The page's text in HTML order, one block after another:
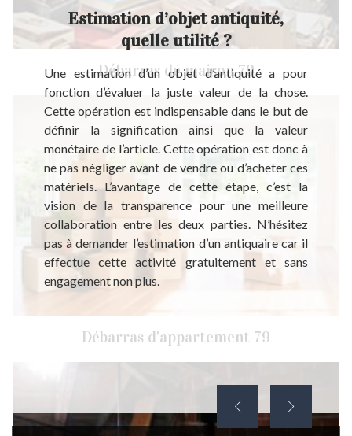
Débarras de maison 79
Débarras d'appartement 79
fait
pas
de
ce
des
dans
Estimation d’objet antiquité,
quelle utilité ?
Une estimation d’un objet d’antiquité a pour
fonction d’évaluer la juste valeur de la chose.
Cette opération est indispensable dans le but de
définir la signification ainsi que la valeur
monétaire de l’article. Cette opération est donc à
ne pas négliger avant de vendre ou d’acheter ces
matériels. L’avantage de cette étape, c’est la
vision de la transparence pour une meilleure
collaboration entre les deux parties. N’hésitez
pas à demander l’estimation d’un antiquaire car il
effectue cette activité gratuitement et sans
engagement non plus.
A
et
de
de
faire